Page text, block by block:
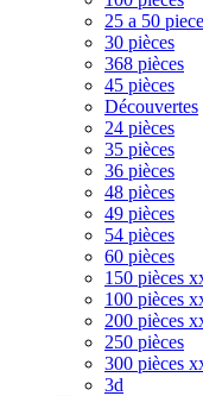
25 a 50
30 pièces
368 pièces
45 pièces
Découvertes
24 pièces
35 pièces
36 pièces
48 pièces
49 pièces
54 pièces
60 pièces
150 pièces
100 pièces
200 pièces
250 pièces
300 pièces
3d